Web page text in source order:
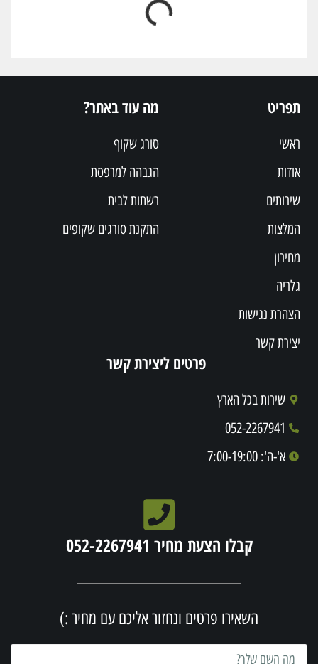
תפריט
ראשי
אודות
שירותים
המלצות
מחירון
גלריה
הצהרת נגישות
יצירת קשר
מה עוד באתר?
סורג שקוף
הגבהה למרפסת
רשתות לבית
התקנת סורגים שקופים
פרטים ליצירת קשר
שירות בכל הארץ
052-2267941
א'-ה': 7:00-19:00
קבלו הצעת מחיר 052-2267941
השאירו פרטים ונחזור אליכם עם מחיר :)